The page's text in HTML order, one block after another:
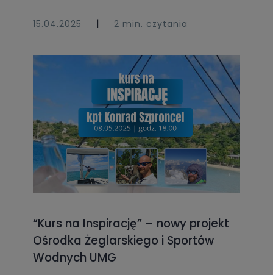
15.04.2025 | 2 min. czytania
“Kurs na Inspirację” – nowy projekt
Ośrodka Żeglarskiego i Sportów
Wodnych UMG